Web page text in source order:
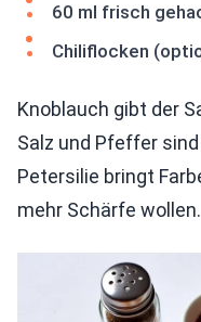
60 ml frisch
Chiliflocken
Knoblauch gibt der
Salz und Pfeffer
Petersilie bringt
mehr Schärfe wollen.